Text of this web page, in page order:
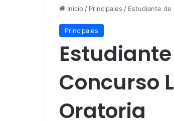
Inicio / Principales / Estudiante de
Principales
Estudiante
Concurso
Oratoria